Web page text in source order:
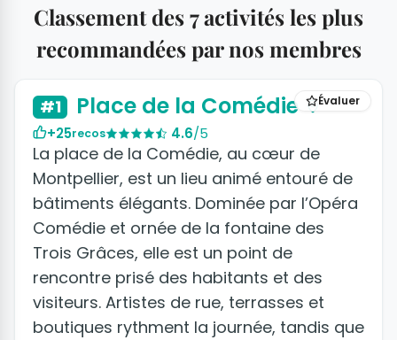
Classement des 7 activités les plus
recommandées par nos membres
+2 photos
Évaluer
#1 Place de la Comédie
+25recos 4.6/5
La place de la Comédie, au cœur de
Montpellier, est un lieu animé entouré de
bâtiments élégants. Dominée par l’Opéra
Comédie et ornée de la fontaine des
Trois Grâces, elle est un point de
rencontre prisé des habitants et des
visiteurs. Artistes de rue, terrasses et
boutiques rythment la journée, tandis que